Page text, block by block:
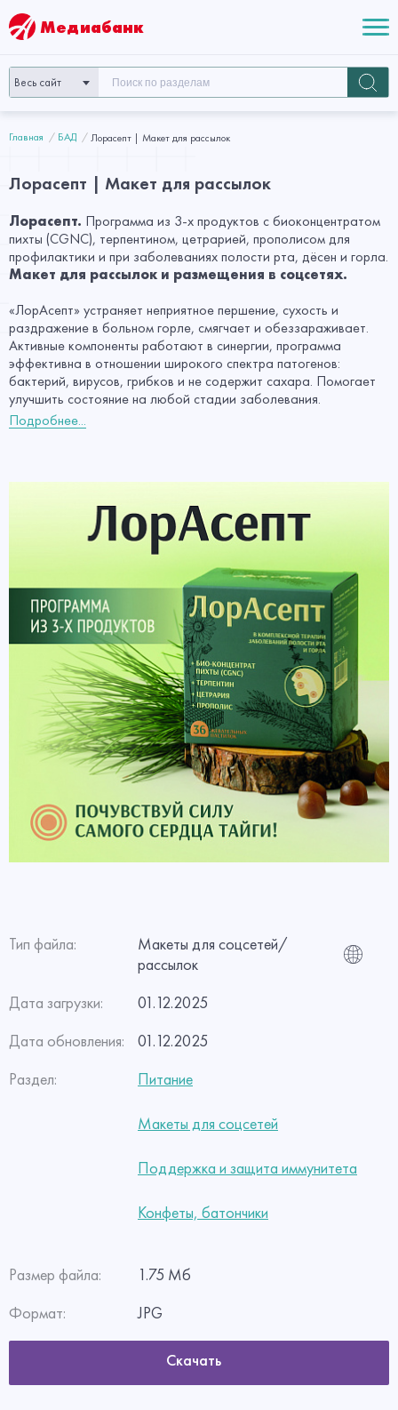
Медиабанк
Весь сайт
Главная БАД Лорасепт | Макет для рассылок
Лорасепт | Макет для рассылок
Лорасепт. Программа из 3-х продуктов с биоконцентратом
пихты (СGNC), терпентином, цетрарией, прополисом для
профилактики и при заболеваниях полости рта, дёсен и горла.
Макет для рассылок и размещения в соцсетях.
«ЛорАсепт» устраняет неприятное першение, сухость и
раздражение в больном горле, смягчает и обеззараживает.
Активные компоненты работают в синергии, программа
эффективна в отношении широкого спектра патогенов:
бактерий, вирусов, грибков и не содержит сахара. Помогает
улучшить состояние на любой стадии заболевания.
Подробнее...
Тип файла:
Макеты для соцсетей/
рассылок
Дата загрузки:
01.12.2025
Дата обновления:
01.12.2025
Раздел:
Питание
Макеты для соцсетей
Поддержка и защита иммунитета
Конфеты, батончики
Размер файла:
1.75 Мб
Формат:
JPG
Скачать